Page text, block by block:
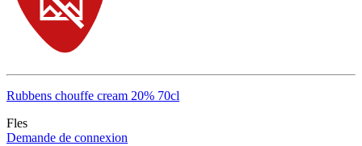
Rubbens chouffe cream 20% 70cl
Fles
Demande de connexion